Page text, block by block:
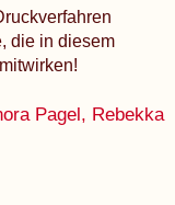
die in diesem
Pagel, Rebekka